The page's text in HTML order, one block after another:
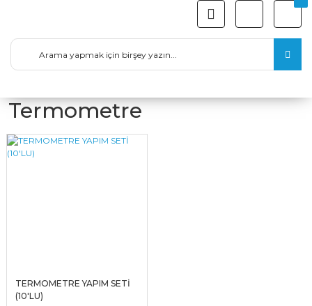
Termometre
TERMOMETRE YAPIM SETİ
(10'LU)